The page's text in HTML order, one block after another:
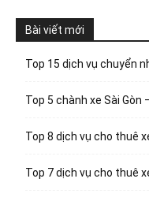
Bài viết mới
Top 15 dịch vụ chuyển
Top 5 chành xe Sài Gòn
Top 8 dịch vụ cho thuê
Top 7 dịch vụ cho thuê